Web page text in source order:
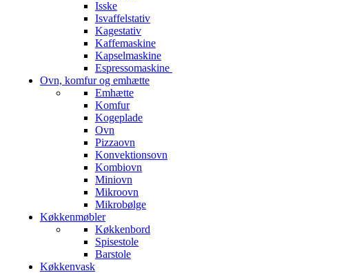
Isske
Isvaffelstativ
Kagestativ
Kaffemaskine
Kapselmaskine
Espressomaskine
Ovn, komfur og emhætte
Emhætte
Komfur
Kogeplade
Ovn
Pizzaovn
Konvektionsovn
Kombiovn
Miniovn
Mikroovn
Mikrobølge
Køkkenmøbler
Køkkenbord
Spisestole
Barstole
Køkkenvask